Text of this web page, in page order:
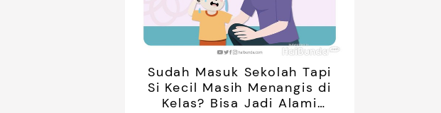
Sudah Masuk Sekolah Tapi
Si Kecil Masih Menangis di
Kelas? Bisa Jadi Alami